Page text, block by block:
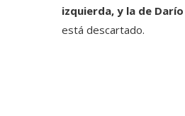
izquierda, y la de
está descartado.